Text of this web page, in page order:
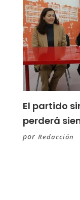
El partido
perderá
por Redacción